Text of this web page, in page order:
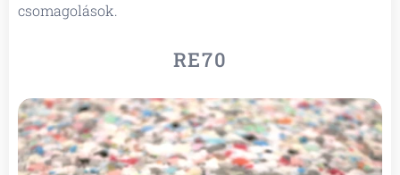
csomagolások.
RE70